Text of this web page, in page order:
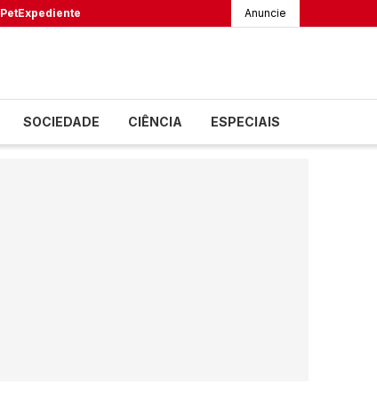
PetExpediente Anuncie
SOCIEDADE CIÊNCIA ESPECIAIS